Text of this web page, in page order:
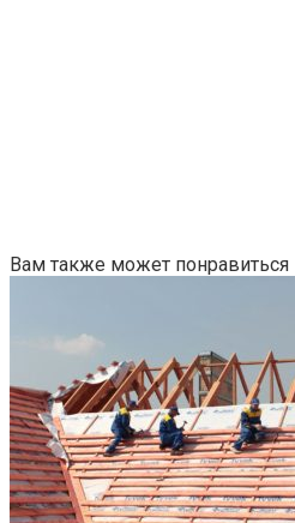
Вам также может понравиться